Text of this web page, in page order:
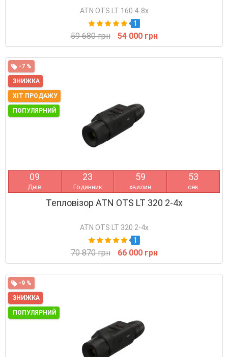
ATN OTS LT 160 4-8x
1
59 680 грн 54 000 грн
-7 %
ЗНИЖКА
ХІТ ПРОДАЖУ
ПОПУЛЯРНИЙ
09
Днів
23
Годинник
59
хвилин
53
сек
Тепловізор ATN OTS LT 320 2-4x
ATN OTS LT 320 2-4x
1
70 870 грн 66 000 грн
-9 %
ЗНИЖКА
ПОПУЛЯРНИЙ